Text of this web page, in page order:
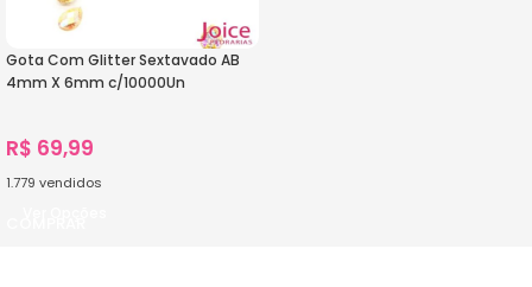
Gota Com Glitter Sextavado AB
4mm X 6mm c/10000Un
R$ 69,99
1.779 vendidos